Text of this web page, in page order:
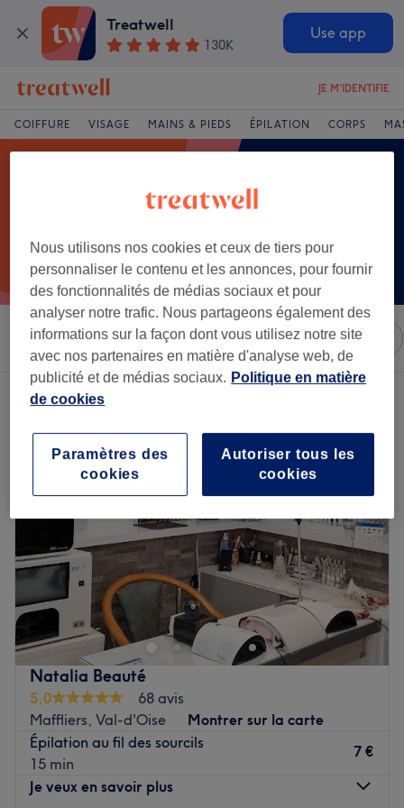
Treatwell
130K
Use app
JE M'IDENTIFIE
COIFFURE VISAGE MAINS & PIEDS ÉPILATION CORPS
Trier par Marques Salons Offres Express Note
Un établissement offrant:
Natalia Beauté
5,0
68 avis
Maffliers, Val-d'Oise
Montrer sur la carte
Épilation au fil des sourcils
15 min
7 €
Je veux en savoir plus
Nous utilisons nos cookies et ceux de tiers pour
personnaliser le contenu et les annonces, pour fournir
des fonctionnalités de médias sociaux et pour
analyser notre trafic. Nous partageons également des
informations sur la façon dont vous utilisez notre site
avec nos partenaires en matière d'analyse web, de
publicité et de médias sociaux. Politique en matière
de cookies
Autoriser tous les
cookies
Paramètres des
cookies